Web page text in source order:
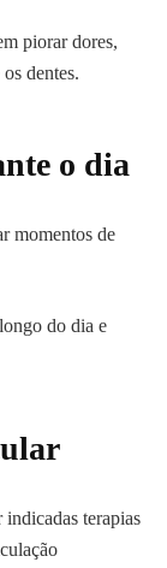
piorar dores,
dentes.
o dia
momentos de
do dia e
terapias